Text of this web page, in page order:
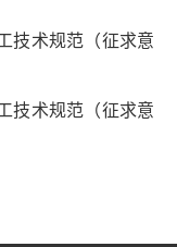
技术规范（征求意
技术规范（征求意